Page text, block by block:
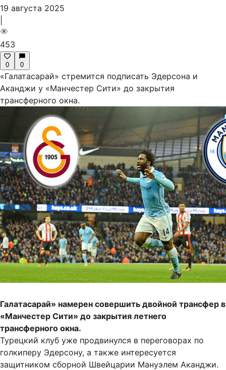
19 августа 2025
453
0 0
«Галатасарай» стремится подписать Эдерсона и
Аканджи у «Манчестер Сити» до закрытия
трансферного окна.
Галатасарай» намерен совершить двойной трансфер в
«Манчестер Сити» до закрытия летнего
трансферного окна.
Турецкий клуб уже продвинулся в переговорах по
голкиперу Эдерсону, а также интересуется
защитником сборной Швейцарии Мануэлем Аканджи.